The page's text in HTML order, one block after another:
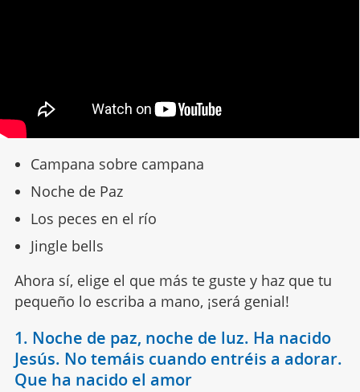
Campana sobre campana
Noche de Paz
Los peces en el río
Jingle bells
Ahora sí, elige el que más te guste y haz que tu
pequeño lo escriba a mano, ¡será genial!
1. Noche de paz, noche de luz. Ha nacido
Jesús. No temáis cuando entréis a adorar.
Que ha nacido el amor